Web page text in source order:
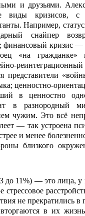
и друзьями.
виды кризисов, с
Например,
снайпер
финансовый кризис —
«на гражданке»
представители
ценностно-
в ценностно
в разнородный
чужим. Это всё
— так устроена
и менее
близкого
до 11%) — это лица, у
стрессовое
не прекратились
в их